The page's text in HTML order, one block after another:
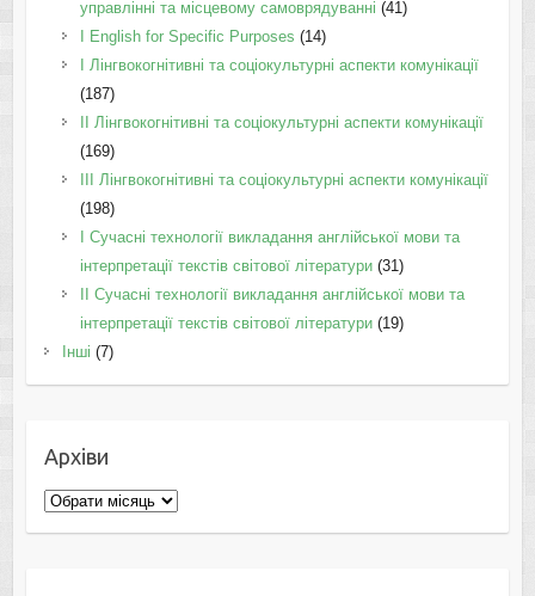
управлінні та місцевому самоврядуванні (41)
І English for Specific Purposes (14)
I Лінгвокогнітивні та соціокультурні аспекти комунікації
(187)
IІ Лінгвокогнітивні та соціокультурні аспекти комунікації
(169)
IІI Лінгвокогнітивні та соціокультурні аспекти комунікації
(198)
I Cучасні технології викладання англійської мови та
інтерпретації текстів світової літератури(31)
II Cучасні технології викладання англійської мови та
інтерпретації текстів світової літератури(19)
Інші (7)
Архіви
Архіви